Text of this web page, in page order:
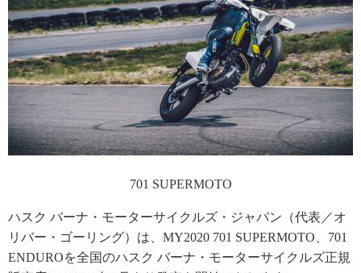
701 SUPERMOTO
ハスク バーナ・モーターサイクルズ・ジャパン（代表／オ
リバー・ゴーリング）は、MY2020 701 SUPERMOTO、701
ENDUROを全国のハスク バーナ・モーターサイクルズ正規